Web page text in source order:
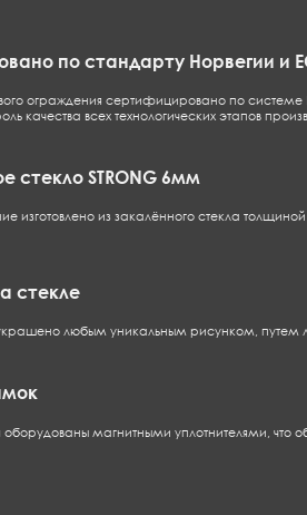
по стандарту Норвегии и
ограждения сертифицировано по системе
качества всех технологических этапов
стекло STRONG 6мм
изготовлено из закалённого стекла
стекле
любым уникальным рисунком, путем
магнитными уплотнителями, что